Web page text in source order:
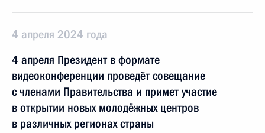
4 апреля 2024 года
4 апреля Президент в формате
видеоконференции проведёт совещание
с членами Правительства и примет участие
в открытии новых молодёжных центров
в различных регионах страны